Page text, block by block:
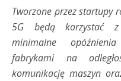
Tworzone przez startupy
5G będą korzystać z
minimalne
fabrykami na
komunikację maszyn